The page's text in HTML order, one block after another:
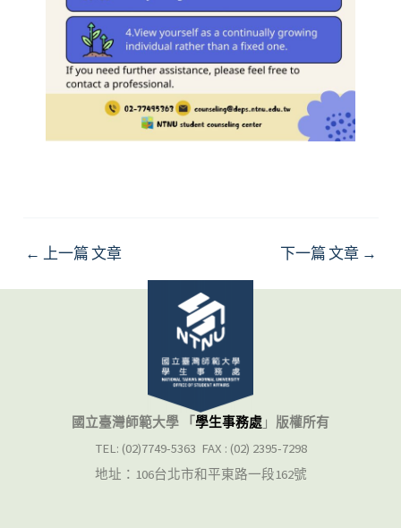
← 上一篇 文章 下一篇 文章 →
國立臺灣師範大學 「學生事務處 」 版權所有
TEL: (02)7749-5363 FAX : (02) 2395-7298
地址：106台北市和平東路一段162號